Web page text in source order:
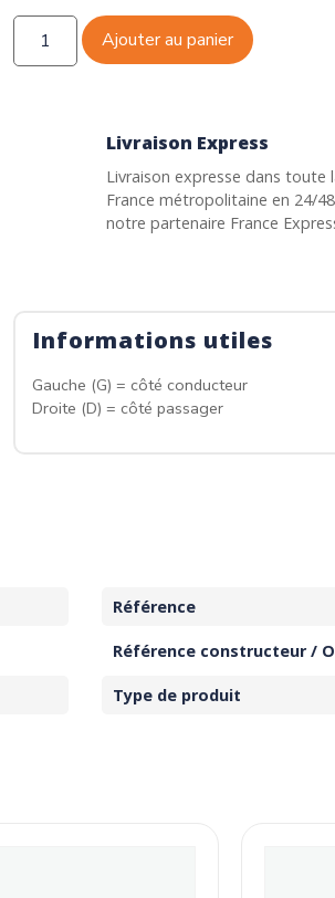
Ajouter au panier
Livraison Express
Livraison expresse dans toute
France métropolitaine en 24/
notre partenaire France
Informations utiles
Gauche (G) = côté conducteur
Droite (D) = côté passager
Référence
Référence constructeur /
Type de produit